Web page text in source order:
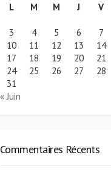
L
M M J V
3
4 5 6 7
10
11 12 13 14
17
18 19 20 21
24
25 26 27 28
31
« Juin
Commentaires Récents